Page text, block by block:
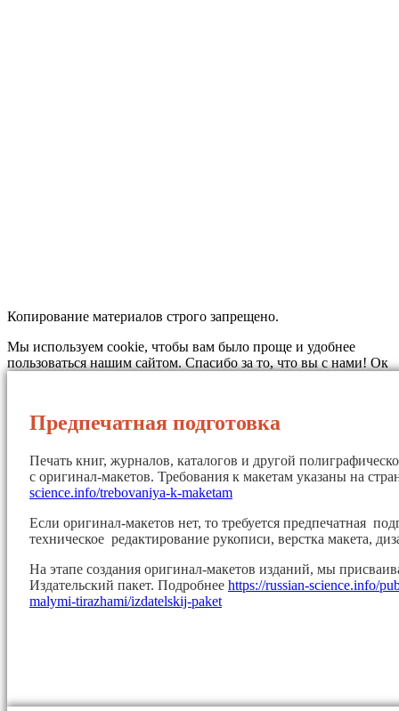
Копирование материалов строго запрещено.
Мы используем cookie, чтобы вам было проще и удобнее
пользоваться нашим сайтом. Спасибо за то, что вы с нами!Ок
Предпечатная подготовка
Печать книг, журналов, каталогов и другой
с оригинал-макетов. Требования к макетам указаны на
science.info/trebovaniya-k-maketam
Если оригинал-макетов нет, то требуется предпечатная
техническое редактирование рукописи, верстка макета,
На этапе создания оригинал-макетов изданий, мы
Издательский пакет. Подробнее https://russian-science.info/
malymi-tirazhami/izdatelskij-paket